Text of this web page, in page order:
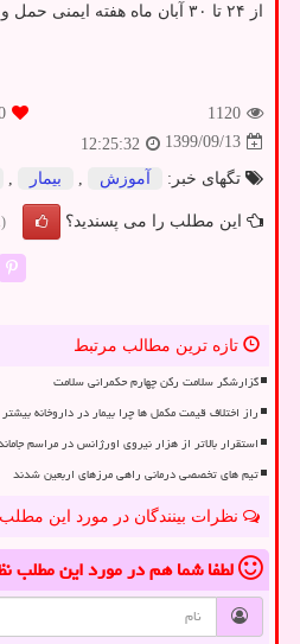
از ۲۴ تا ۳۰ آبان ماه هفته ایمنی حمل و نقل نامگذاری شده است.
1120
1399/09/13
12:25:32
تگهای خبر:
آموزش بیمار
این مطلب را می پسندید؟ (1)
تازه ترین مطالب مرتبط
گزارشگر سلامت رکن چهارم حکمرانی سلامت
راز اختلاف قیمت مکمل ها چرا بیمار در داروخانه
استقرار بالاتر از هزار نیروی اورژانس در مراسم
تیم های تخصصی درمانی راهی مرزهای اربعین شدند
نظرات بینندگان در مورد این مطلب
لطفا شما همدر مورد این مطلب